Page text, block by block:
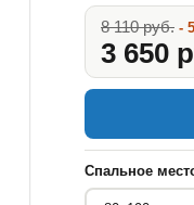
8 110 руб. -
3 650
Спальное